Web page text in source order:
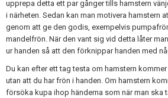
upprepa detta ett par gånger tills hamstern
i närheten. Sedan kan man motivera hamstern
genom att ge den godis, exempelvis
mandelfrön. När den vant sig vid detta låter
ur handen så att den förknippar handen med
Du kan efter ett tag testa om hamstern
utan att du har frön i handen. Om hamstern
försöka kupa ihop händerna som när man ska